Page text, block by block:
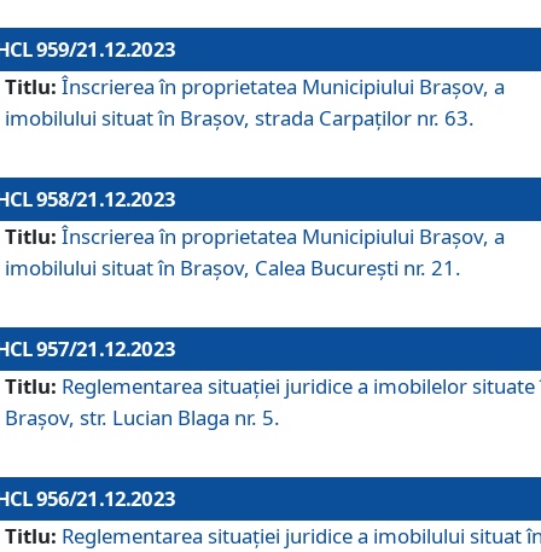
959/21.12.2023
Titlu: Înscrierea în proprietatea Municipiului Brașov, a
imobilului situat în Brașov, strada Carpaților nr. 63.
958/21.12.2023
Titlu: Înscrierea în proprietatea Municipiului Brașov, a
imobilului situat în Brașov, Calea București nr. 21.
957/21.12.2023
Titlu: Reglementarea situației juridice a imobilelor situate
Brașov, str. Lucian Blaga nr. 5.
956/21.12.2023
Titlu: Reglementarea situației juridice a imobilului situat